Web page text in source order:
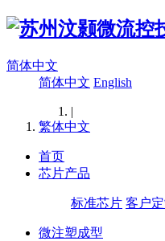
简体中文
简体中文 English
|
繁体中文
首页
芯片产品
标准芯片 客户
微注塑成型